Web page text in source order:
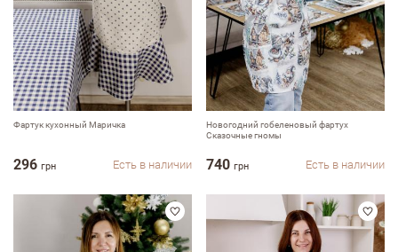
Фартук кухонный Маричка
296 грн Есть в наличии
Новогодний гобеленовый фартух
Сказочные гномы
740 грн Есть в наличии
Недостатки
Оцените, пожалуйста